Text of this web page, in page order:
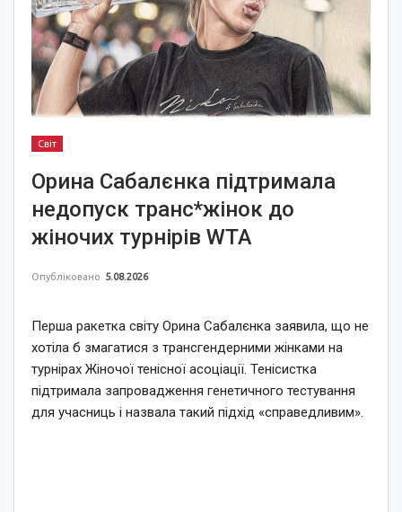
Світ
Орина Сабалєнка підтримала
недопуск транс*жінок до
жіночих турнірів WTA
Опубліковано 5.08.2026
Перша ракетка світу Орина Сабалєнка заявила, що не
хотіла б змагатися з трансгендерними жінками на
турнірах Жіночої тенісної асоціації. Тенісистка
підтримала запровадження генетичного тестування
для учасниць і назвала такий підхід «справедливим».